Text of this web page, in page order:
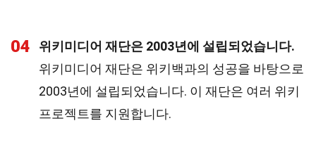
04
위키미디어 재단은 2003년에 설립되었습니다.
위키미디어 재단은 위키백과의 성공을 바탕으로
2003년에 설립되었습니다. 이 재단은 여러 위키
프로젝트를 지원합니다.